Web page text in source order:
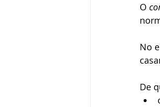
Crianças no
Ilhabela SP
Pedido de
O
No
De